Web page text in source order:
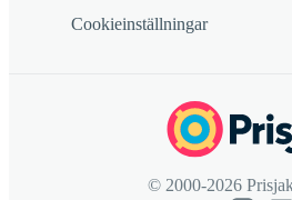
Cookieinställningar
© 2000-2026